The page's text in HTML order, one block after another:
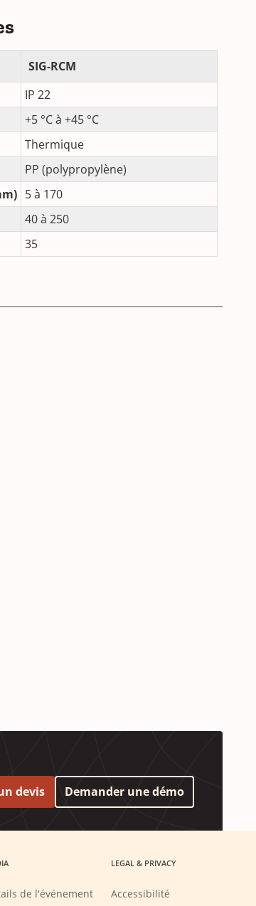
SIG-RCM
IP 22
+5 °C à +45 °C
Thermique
PP (polypropylène)
5 à 170
40 à 250
35
devis Demander une démo
de l'événement
LEGAL & PRIVACY
Accessibilité